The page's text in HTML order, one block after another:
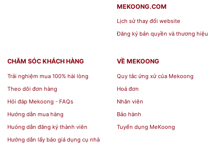
MEKOONG.COM
Lịch sử thay đổi website
Đăng ký bản quyền và thương hiệu
CHĂM SÓC KHÁCH HÀNG
Trải nghiệm mua 100% hài lòng
Theo dõi đơn hàng
Hỏi đáp Mekoong - FAQs
Hướng dẫn mua hàng
Huóng dẫn đăng ký thành viên
Hướng dẫn lấy báo giá dụng cụ nhà
VỀ MEKOONG
Quy tắc ứng xử của Mekoong
Hoá đơn
Nhân viên
Bảo hành
Tuyển dụng MeKoong